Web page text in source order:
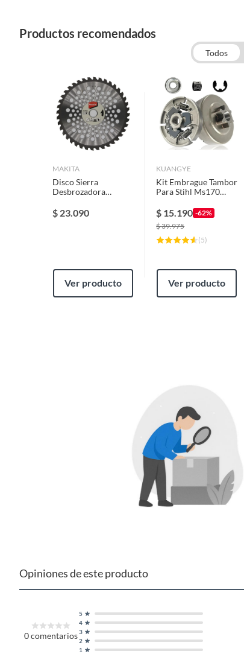
Productos recomendados
Todos
MAKITA
Disco Sierra
Desbrozadora
40d Makita D-65997
$ 23.090
Ver producto
KUANGYE
Kit Embrague Tambor
Para Stihl Ms170
Ms250
$ 15.190 -62%
$39.975
(5)
Ver producto
Opiniones de este producto
0comentarios
1
2
3
4
5